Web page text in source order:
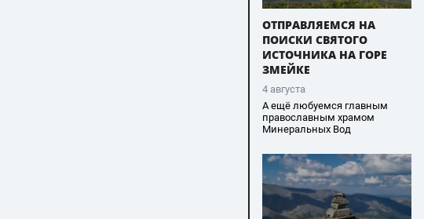
ОТПРАВЛЯЕМСЯ НА
ПОИСКИ СВЯТОГО
ИСТОЧНИКА НА ГОРЕ
ЗМЕЙКЕ
4 августа
А ещё любуемся главным
православным храмом
Минеральных Вод